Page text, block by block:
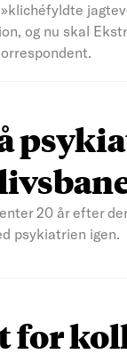
og nu skal
20 år efter
psykiatrien igen.
for